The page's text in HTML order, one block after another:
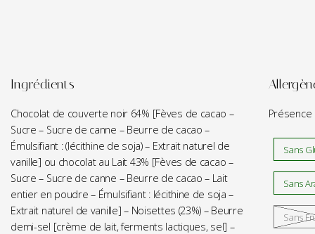
Ingrédients
Chocolat de couverte noir 64% [Fèves de cacao –
Sucre – Sucre de canne – Beurre de cacao –
Émulsifiant : (lécithine de soja) – Extrait naturel de
vanille] ou chocolat au Lait 43% [Fèves de cacao –
Sucre – Sucre de canne – Beurre de cacao – Lait
entier en poudre – Émulsifiant : lécithine de soja –
Extrait naturel de vanille] – Noisettes (23%) – Beurre
demi-sel [crème de lait, ferments lactiques, sel] –
Sans
Sans
Sans